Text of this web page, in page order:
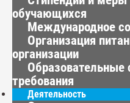
обучающихся
Международное
Организация
организации
Образовательные
требования
Деятельность